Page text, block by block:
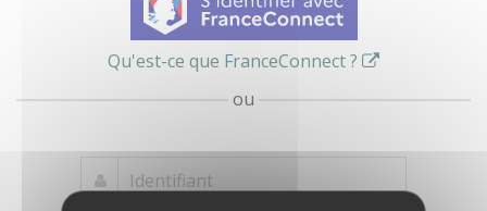
Qu'est-ce que FranceConnect ?
ou